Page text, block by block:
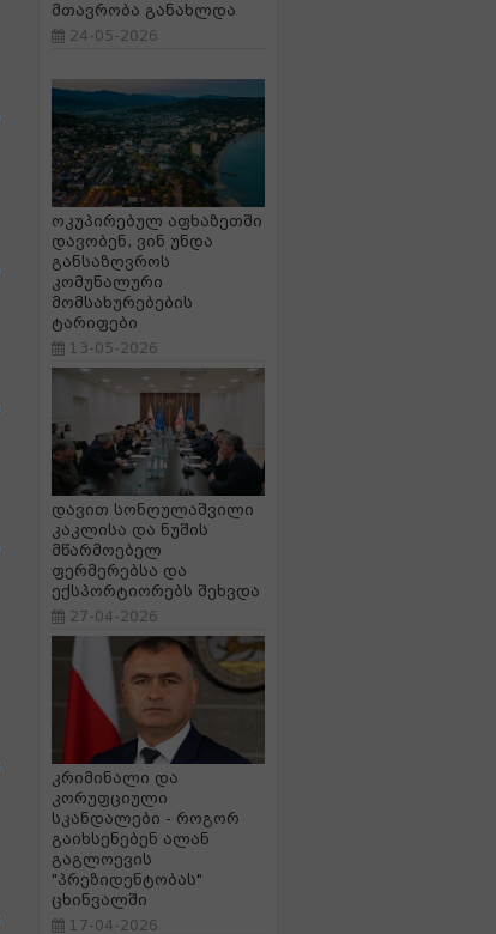
მთავრობა განახლდა
24-05-2026
ოკუპირებულ აფხაზეთში
დავობენ, ვინ უნდა
განსაზღვროს
კომუნალური
მომსახურებების
ტარიფები
13-05-2026
დავით სონღულაშვილი
კაკლისა და ნუშის
მწარმოებელ
ფერმერებსა და
ექსპორტიორებს შეხვდა
27-04-2026
კრიმინალი და
კორუფციული
სკანდალები - როგორ
გაიხსენებენ ალან
გაგლოევის
"პრეზიდენტობას"
ცხინვალში
17-04-2026